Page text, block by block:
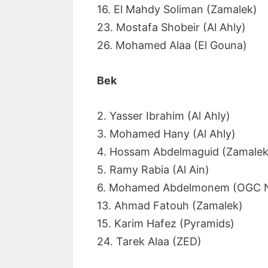
16. El Mahdy Soliman (Zamalek)
23. Mostafa Shobeir (Al Ahly)
26. Mohamed Alaa (El Gouna)
Bek
2. Yasser Ibrahim (Al Ahly)
3. Mohamed Hany (Al Ahly)
4. Hossam Abdelmaguid
5. Ramy Rabia (Al Ain)
6. Mohamed Abdelmonem (OGC
13. Ahmad Fatouh (Zamalek)
15. Karim Hafez (Pyramids)
24. Tarek Alaa (ZED)